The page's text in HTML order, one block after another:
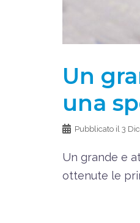
Un
una
Pubblicato il 3
Un grande e
ottenute le